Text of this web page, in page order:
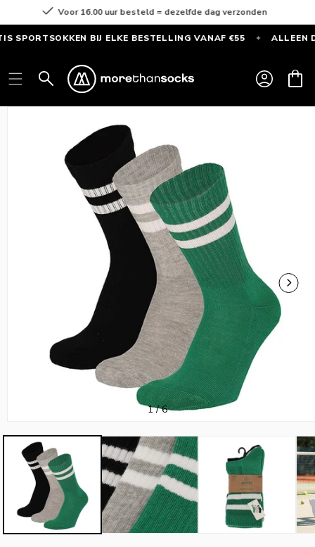
Meteen
naar de
content
Voor 16.00 uur besteld = dezelfde dag verzonden
BIJ ELKE BESTELLING VANAF €55 ✦ ALLEEN DEZE
SPORTSOKKEN
bij
elke
Inloggen
1 /van
6